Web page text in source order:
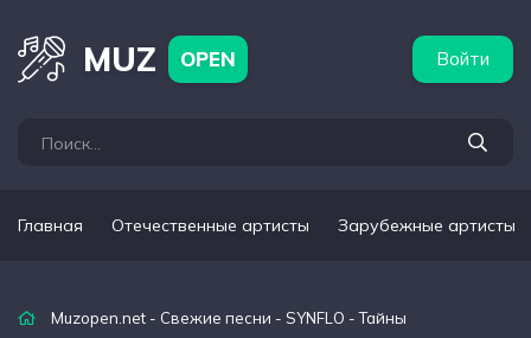
MUZ OPEN Войти
Главная Отечественные артисты Зарубежные артисты
Muzopen.net - Свежие песни - SYNFLO - Тайны
артисты Популярные подборки